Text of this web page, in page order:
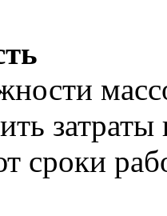
затраты
сроки